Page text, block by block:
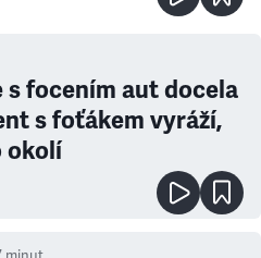
s focením aut docela
s foťákem vyráží,
okolí